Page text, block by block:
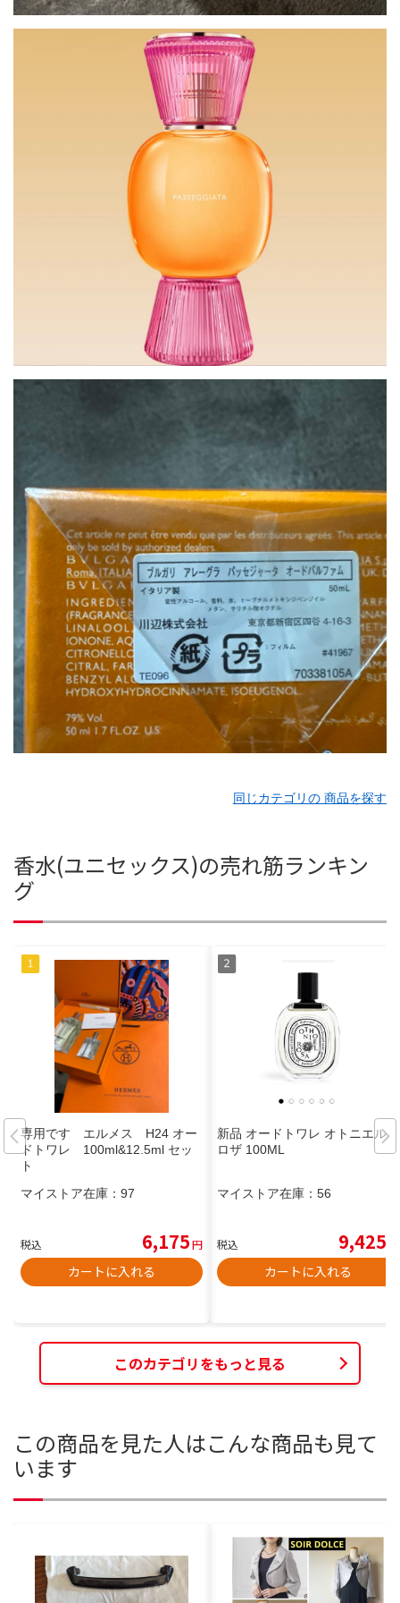
同じカテゴリの 商品を探す
香水(ユニセックス)の売れ筋ランキン
グ
専用です エルメス H24 オー
ドトワレ 100ml&12.5ml セッ
ト
マイストア在庫： 97
税込 6,175円
カートに入れる
新品 オードトワレ オトニエル
ロザ 100ML
マイストア在庫： 56
税込 9,425
カートに入れる
このカテゴリをもっと見る
この商品を見た人はこんな商品も見て
います